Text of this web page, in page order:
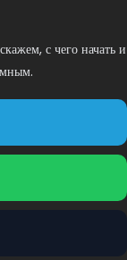
с чего начать и